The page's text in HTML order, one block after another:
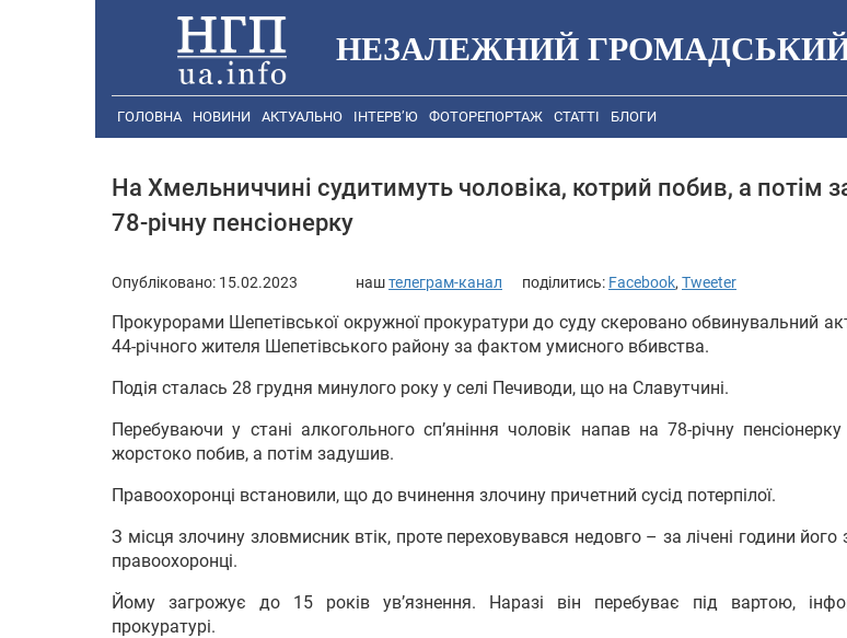
НЕЗАЛЕЖНИЙ
ГОЛОВНА НОВИНИ АКТУАЛЬНО ІНТЕРВ’Ю ФОТОРЕПОРТАЖ СТАТТІ БЛОГИ
На Хмельниччині судитимуть чоловіка, котрий побив, а потім
78-річну пенсіонерку
Опубліковано: 15.02.2023 наштелеграм-канал поділитись: Facebook, Tweeter
Прокурорами Шепетівської окружної прокуратури до суду скеровано обвинувальний
44-річного жителя Шепетівського району за фактом умисного вбивства.
Подія сталась 28 грудня минулого року у селі Печиводи, що на Славутчині.
Перебуваючи у стані алкогольного сп’яніння чоловік напав на 78-річну пенсіонерку
жорстоко побив, а потім задушив.
Правоохоронці встановили, що до вчинення злочину причетний сусід потерпілої.
З місця злочину зловмисник втік, проте переховувався недовго – за лічені години
правоохоронці.
Йому загрожує до 15 років ув’язнення. Наразі він перебуває під вартою,
прокуратурі.